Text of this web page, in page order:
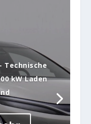
Technische
kW Laden